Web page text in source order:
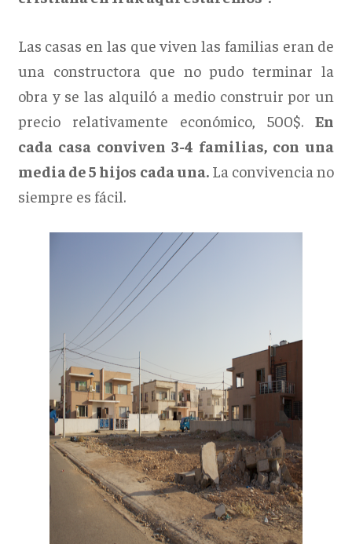
Las casas en las que viven las familias eran de
una constructora que no pudo terminar la
obra y se las alquiló a medio construir por un
precio relativamente económico, 500$.En
cada casa conviven 3-4 familias, con una
media de 5 hijos cada una.La convivencia no
siempre es fácil.